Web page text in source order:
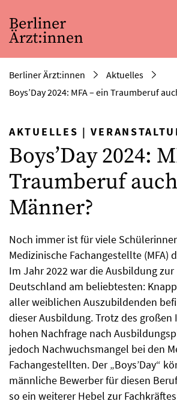
Berliner Ärzt:innen
Aktuelles
Boys’Day 2024: MFA – ein Traumberuf
AKTUELLES |
Boys’Day 2024:
Traumberuf
Männer?
Noch immer ist für viele
Medizinische Fachangestellte (MFA)
Im Jahr 2022 war die Ausbildung zur
Deutschland am beliebtesten:
aller weiblichen Auszubildenden
dieser Ausbildung. Trotz des großen
hohen Nachfrage nach
jedoch Nachwuchsmangel bei den
Fachangestellten. Der „Boys’Day“
männliche Bewerber für diesen
so ein weiterer Hebel zur